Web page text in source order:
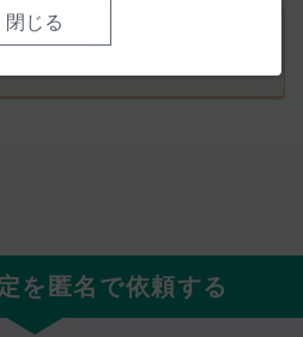
閉じる
きに迷うことはありません
を匿名で依頼する